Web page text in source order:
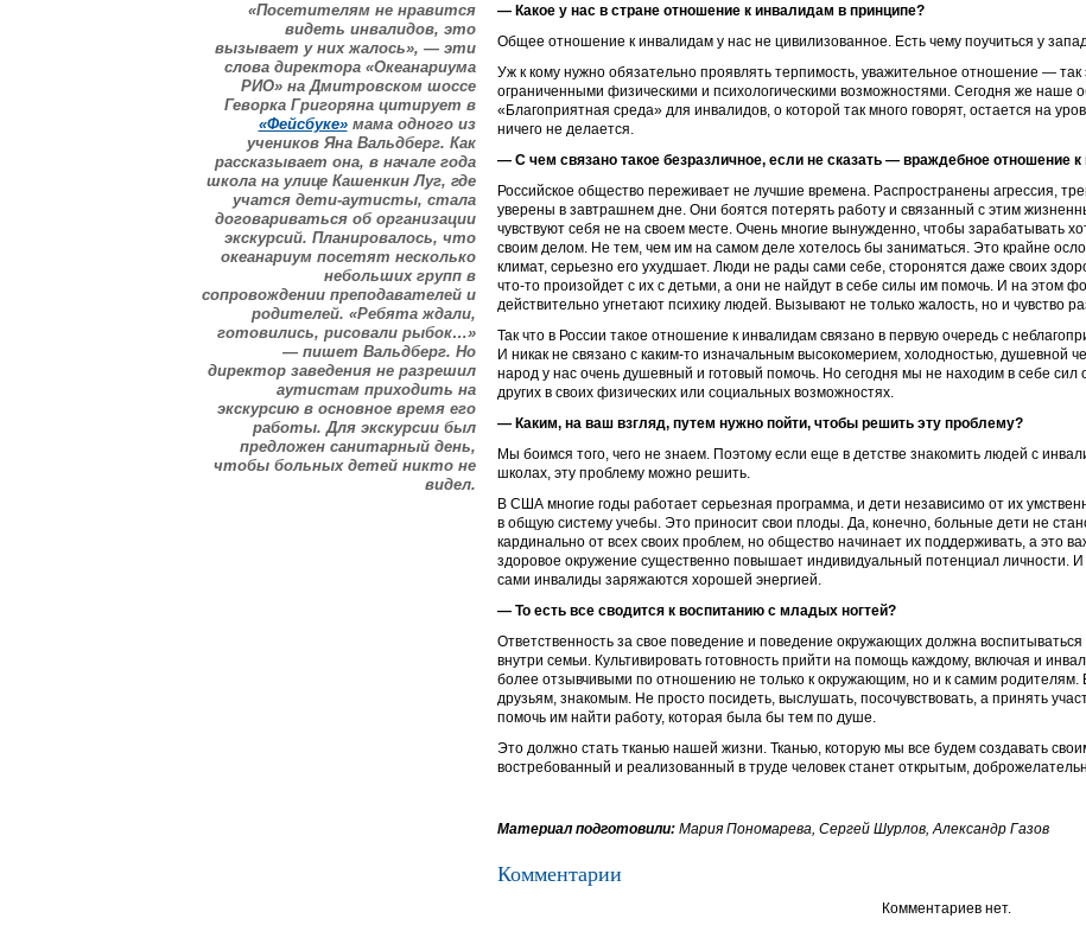
«Посетителям не нравится
видеть инвалидов, это
вызывает у них жалось», — эти
слова директора «Океанариума
РИО» на Дмитровском шоссе
Геворка Григоряна цитирует в
«Фейсбуке»мама одного из
учеников Яна Вальдберг. Как
рассказывает она, в начале года
школа на улице Кашенкин Луг, где
учатся дети-аутисты, стала
договариваться об организации
экскурсий. Планировалось, что
океанариум посетят несколько
небольших групп в
сопровождении преподавателей и
родителей. «Ребята ждали,
готовились, рисовали рыбок…»
— пишет Вальдберг. Но
директор заведения не разрешил
аутистам приходить на
экскурсию в основное время его
работы. Для экскурсии был
предложен санитарный день,
чтобы больных детей никто не
видел.
— Какое у нас в стране отношение к инвалидам в принципе?
Общее отношение к инвалидам у нас не цивилизованное. Есть чему поучиться у
Уж к кому нужно обязательно проявлять терпимость, уважительное отношение —
ограниченными физическими и психологическими возможностями. Сегодня же наше
«Благоприятная среда» для инвалидов, о которой так много говорят, остается на
ничего не делается.
— С чем связано такое безразличное, если не сказать — враждебное отношение
Российское общество переживает не лучшие времена. Распространены агрессия,
уверены в завтрашнем дне. Они боятся потерять работу и связанный с этим
чувствуют себя не на своем месте. Очень многие вынужденно, чтобы зарабатывать
своим делом. Не тем, чем им на самом деле хотелось бы заниматься. Это крайне
климат, серьезно его ухудшает. Люди не рады сами себе, сторонятся даже своих
что-то произойдет с их с детьми, а они не найдут в себе силы им помочь. И на этом
действительно угнетают психику людей. Вызывают не только жалость, но и чувство
Так что в России такое отношение к инвалидам связано в первую очередь с
И никак не связано с каким-то изначальным высокомерием, холодностью, душевной
народ у нас очень душевный и готовый помочь. Но сегодня мы не находим в себе
других в своих физических или социальных возможностях.
— Каким, на ваш взгляд, путем нужно пойти, чтобы решить эту проблему?
Мы боимся того, чего не знаем. Поэтому если еще в детстве знакомить людей с
школах, эту проблему можно решить.
В США многие годы работает серьезная программа, и дети независимо от их
в общую систему учебы. Это приносит свои плоды. Да, конечно, больные дети не
кардинально от всех своих проблем, но общество начинает их поддерживать, а это
здоровое окружение существенно повышает индивидуальный потенциал личности.
сами инвалиды заряжаются хорошей энергией.
— То есть все сводится к воспитанию с младых ногтей?
Ответственность за свое поведение и поведение окружающих должна
внутри семьи. Культивировать готовность прийти на помощь каждому, включая и
более отзывчивыми по отношению не только к окружающим, но и к самим
друзьям, знакомым. Не просто посидеть, выслушать, посочувствовать, а принять
помочь им найти работу, которая была бы тем по душе.
Это должно стать тканью нашей жизни. Тканью, которую мы все будем создавать
востребованный и реализованный в труде человек станет открытым,
Материал подготовили:Мария Пономарева, Сергей Шурлов, Александр Газов
Комментарии
Комментариев нет.